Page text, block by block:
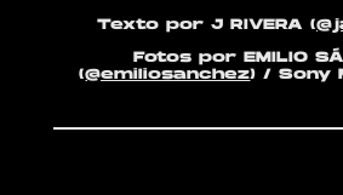
Texto porJ RIVERA (
Fotospor EMILIO
(@emiliosanchez) / Sony